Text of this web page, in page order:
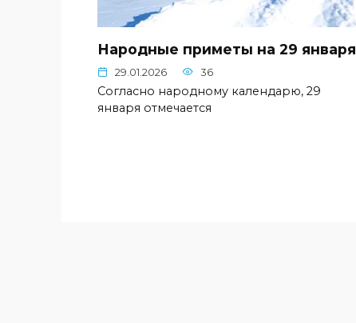
Народные приметы на 29 января
29.01.2026 36
Согласно народному календарю, 29
января отмечается